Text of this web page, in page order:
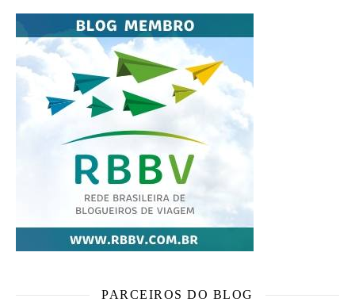
PARCEIROS DO BLOG